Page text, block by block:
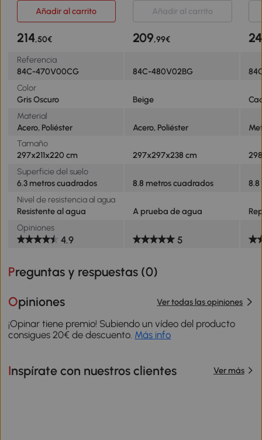
Retráctil y Marco de Acero
para Patio Terraza Gris
Impermeable y Anti-UV
para Terraza Patio Beige
Añadir al carrito Añadir al carrito
214,50€ 209,99€
Referencia
84C-470V00CG
84C-480V02BG
Color
Gris Oscuro
Beige
Material
Acero, Poliéster
Acero, Poliéster
Tamaño
297x211x220 cm
297x297x238 cm
Superficie del suelo
6.3 metros cuadrados
8.8 metros cuadrados
Nivel de resistencia al agua
Resistente al agua
A prueba de agua
Opiniones
4.9 5
Preguntas y respuestas (0)
Opiniones Ver todas las opiniones
¡Opinar tiene premio! Subiendo un vídeo del producto
consigues 20€ de descuento. Más info
Inspírate con nuestros clientes Ver más